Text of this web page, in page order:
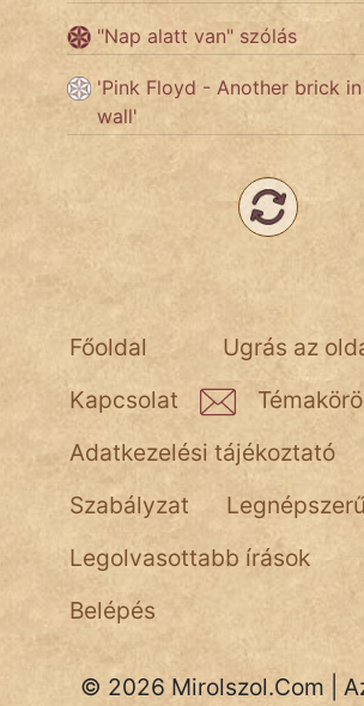
"Nap alatt van" szólás
'Pink Floyd - Another brick
wall'
Ugrás az
Főoldal
Kapcsolat
Adatkezelési tájékoztató
Szabályzat
Legolvasottabb írások
Belépés
© 2026 Mirolszol.Com |